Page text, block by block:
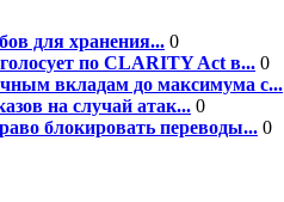
для хранения... 0
по CLARITY Act в... 0
вкладам до максимума с...
на случай атак... 0
блокировать переводы... 0